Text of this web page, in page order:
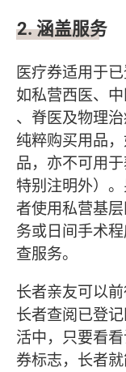
2. 涵盖服务
医疗券适用于
如私营西医、
、脊医及物理
纯粹购买用品
品，亦不可用
特别注明外）
者使用私营基
务或日间手术
查服务。
长者亲友可以
长者查阅已登
活中，只要看
券标志，长者就